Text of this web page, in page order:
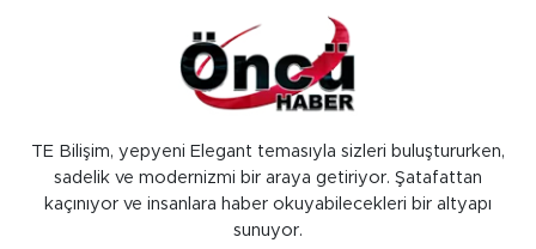
TE Bilişim, yepyeni Elegant temasıyla sizleri buluştururken,
sadelik ve modernizmi bir araya getiriyor. Şatafattan
kaçınıyor ve insanlara haber okuyabilecekleri bir altyapı
sunuyor.